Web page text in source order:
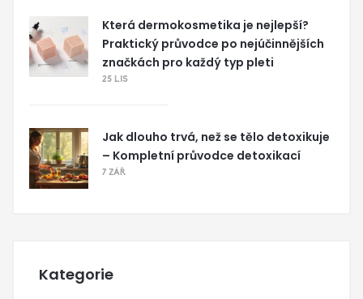
Která dermokosmetika je nejlepší?
Praktický průvodce po nejúčinnějších
značkách pro každý typ pleti
25 LIS
Jak dlouho trvá, než se tělo detoxikuje
– Kompletní průvodce detoxikací
7 ZÁŘ
Kategorie